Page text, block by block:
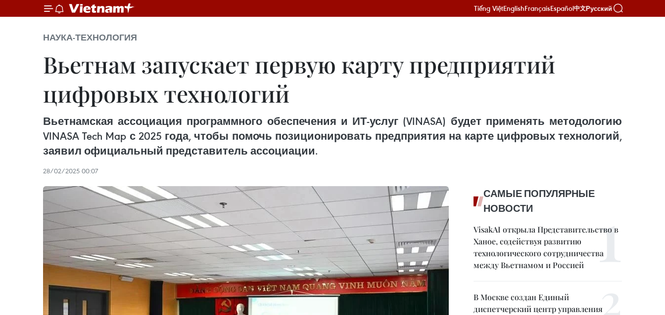
Tiếng ViệtEnglishFrançaisEspañol中文Русский
НАУКА-ТЕХНОЛОГИЯ
Вьетнам запускает первую карту предприятий
цифровых технологий
Вьетнамская ассоциация программного обеспечения и ИТ-услуг (VINASA) будет применять методологию
VINASA Tech Map с 2025 года, чтобы помочь позиционировать предприятия на карте цифровых технологий,
заявил официальный представитель ассоциации.
28/02/2025 00:07
САМЫЕ ПОПУЛЯРНЫЕ
НОВОСТИ
VisakAI открыла Представительство в
Ханое, содействуя развитию
технологического сотрудничества
между Вьетнамом и Россией
В Москве создан Единый
диспетчерский центр управления